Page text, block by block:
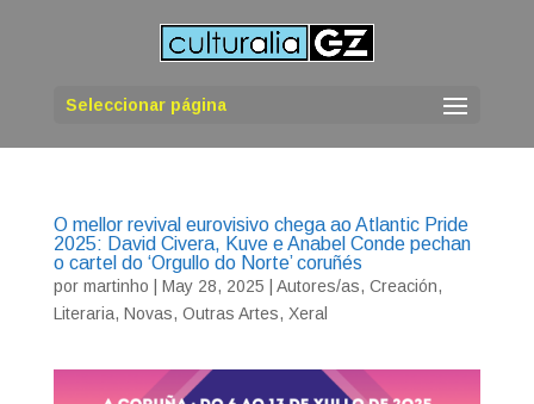
Seleccionar página
O mellor revival eurovisivo chega ao Atlantic Pride
2025: David Civera, Kuve e Anabel Conde pechan
o cartel do ‘Orgullo do Norte’ coruñés
por martinho May 28, 2025 Autores/as, Creación,
Literaria, Novas, Outras Artes, Xeral